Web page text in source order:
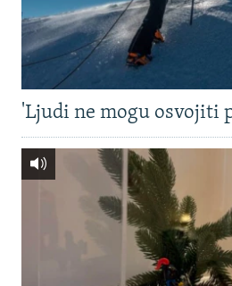
'Ljudi ne mogu osvojiti